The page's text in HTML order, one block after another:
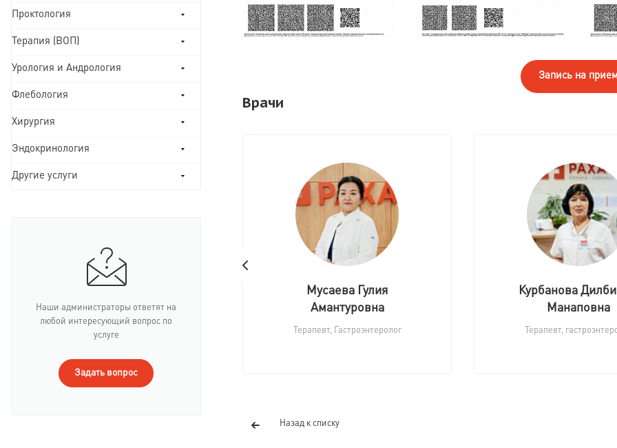
Проктология
Терапия (ВОП)
Урология и Андрология
Флебология
Хирургия
Эндокринология
Другие услуги
Наши администраторы ответят на
любой интересующий вопрос по
услуге
Задать вопрос
Запись на
Врачи
Мусаева Гулия
Амантуровна
Терапевт, Гастроэнтеролог
Курбанова
Манаповна
Терапевт,
Назад к списку